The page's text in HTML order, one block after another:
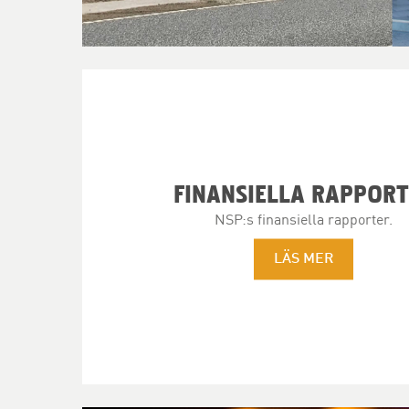
FINANSIELLA
NSP:s finansiella rapporter.
LÄS MER